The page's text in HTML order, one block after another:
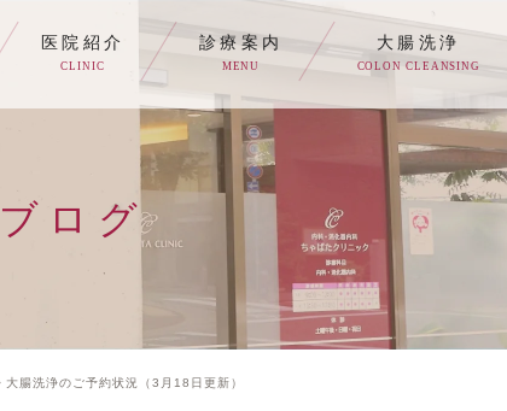
医院紹介
CLINIC
診療案内
MENU
各種内視鏡検査について
生活習慣病
消化器内科・内科
トイレの症状でお悩みの方へ
大腸洗浄
COLON CLEANSING
ブログ
大腸洗浄のご予約状況（3月18日更新）